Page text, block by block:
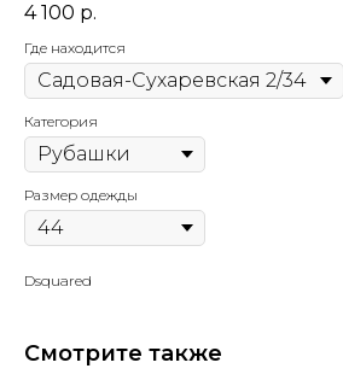
4 100 р.
Где находится
Категория
Размер одежды
Dsquared
Смотрите также